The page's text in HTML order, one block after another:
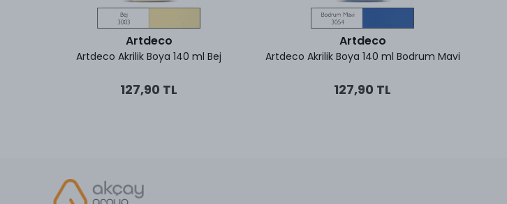
Artdeco
Artdeco Akrilik Boya 140 ml Bej
127,90 TL
Artdeco
Artdeco Akrilik Boya 140 ml Bodrum Mavi
127,90 TL